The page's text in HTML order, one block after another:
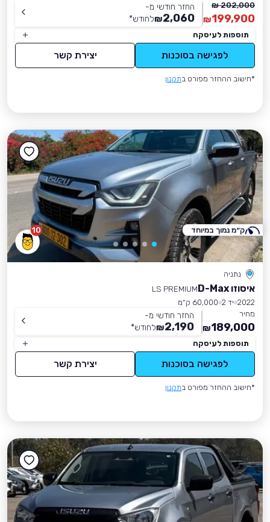
202,000 ₪
199,900
₪
החזר חודשי מ-
2,060
₪לחודש*
תוספות לעיסקה
לפגישה בסוכנות יצירת קשר
*חישוב ההחזר מפורט בתקנון
10
נתניה
איסוזו D-Max
LS PREMIUM
2022 יד 2
60,000 ק״מ
מחיר
189,000
₪
החזר חודשי מ-
2,190
₪לחודש*
תוספות לעיסקה
לפגישה בסוכנות יצירת קשר
*חישוב ההחזר מפורט בתקנון
ק״מ נמוך במיוחד